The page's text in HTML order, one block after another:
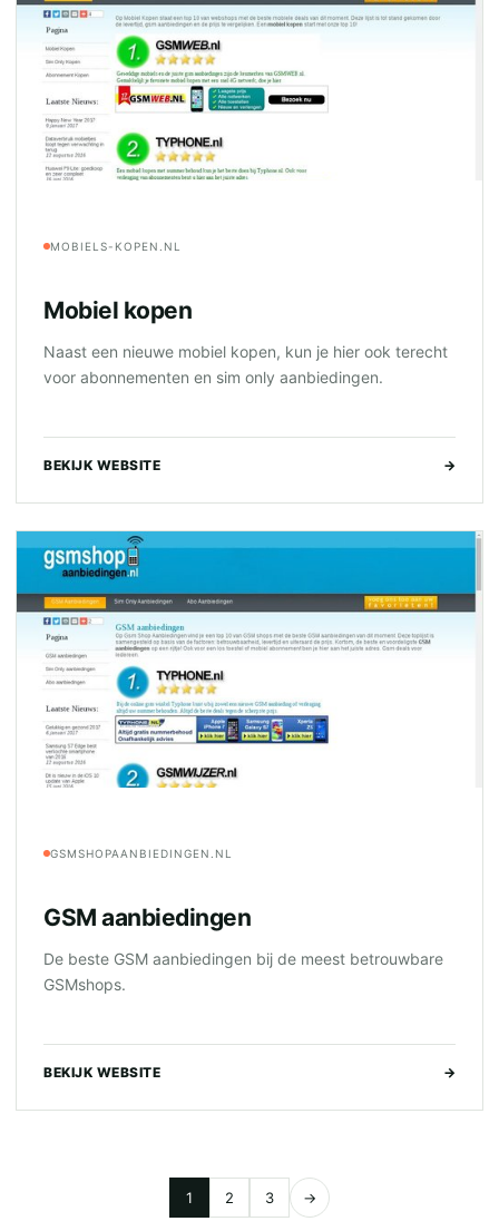
MOBIELS-KOPEN.NL
Mobiel kopen
Naast een nieuwe mobiel kopen, kun je hier ook terecht
voor abonnementen en sim only aanbiedingen.
BEKIJK WEBSITE →
GSMSHOPAANBIEDINGEN.NL
GSM aanbiedingen
De beste GSM aanbiedingen bij de meest betrouwbare
GSMshops.
BEKIJK WEBSITE →
1 2 3 →